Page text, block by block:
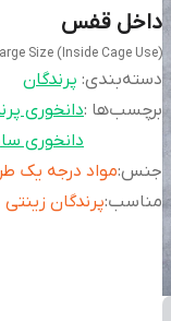
داخل قفس
Size (Inside Cage Use)
دسته‌بندی: پرندگان
برچسب‌ها :دانخوری
دانخوری
جنس:مواد درجه یک
مناسب:پرندگان زینتی